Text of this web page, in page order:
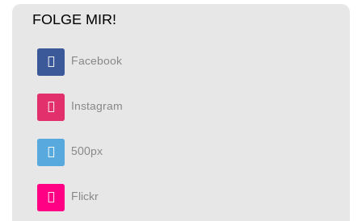
FOLGE MIR!
Facebook
Instagram
500px
Flickr